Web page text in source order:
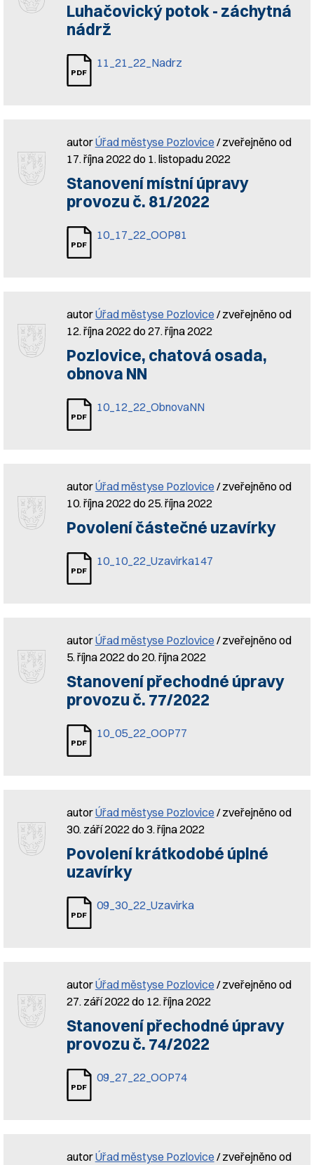
Luhačovický potok - záchytná
nádrž
11_21_22_Nadrz
autorÚřad městyse Pozlovice / zveřejněno od
17. října 2022 do 1. listopadu 2022
Stanovení místní úpravy
provozu č. 81/2022
10_17_22_OOP81
autorÚřad městyse Pozlovice / zveřejněno od
12. října 2022 do 27. října 2022
Pozlovice, chatová osada,
obnova NN
10_12_22_ObnovaNN
autorÚřad městyse Pozlovice / zveřejněno od
10. října 2022 do 25. října 2022
Povolení částečné uzavírky
10_10_22_Uzavirka147
autorÚřad městyse Pozlovice / zveřejněno od
5. října 2022 do 20. října 2022
Stanovení přechodné úpravy
provozu č. 77/2022
10_05_22_OOP77
autorÚřad městyse Pozlovice / zveřejněno od
30. září 2022 do 3. října 2022
Povolení krátkodobé úplné
uzavírky
09_30_22_Uzavirka
autorÚřad městyse Pozlovice / zveřejněno od
27. září 2022 do 12. října 2022
Stanovení přechodné úpravy
provozu č. 74/2022
09_27_22_OOP74
autorÚřad městyse Pozlovice / zveřejněno od